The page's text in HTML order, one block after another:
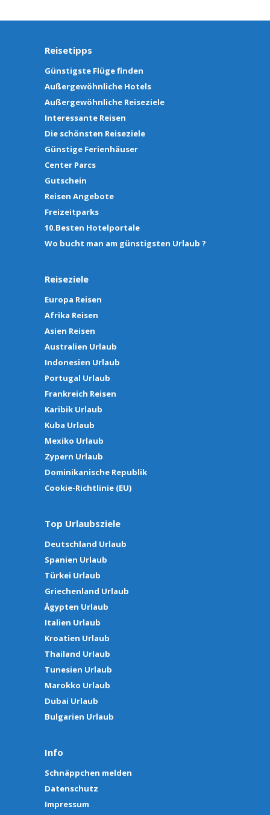
Reisetipps
Günstigste Flüge finden
Außergewöhnliche Hotels
Außergewöhnliche Reiseziele
Interessante Reisen
Die schönsten Reiseziele
Günstige Ferienhäuser
Center Parcs
Gutschein
Reisen Angebote
Freizeitparks
10.Besten Hotelportale
Wo bucht man am günstigsten Urlaub ?
Reiseziele
Europa Reisen
Afrika Reisen
Asien Reisen
Australien Urlaub
Indonesien Urlaub
Portugal Urlaub
Frankreich Reisen
Karibik Urlaub
Kuba Urlaub
Mexiko Urlaub
Zypern Urlaub
Dominikanische Republik
Cookie-Richtlinie (EU)
Top Urlaubsziele
Deutschland Urlaub
Spanien Urlaub
Türkei Urlaub
Griechenland Urlaub
Ägypten Urlaub
Italien Urlaub
Kroatien Urlaub
Thailand Urlaub
Tunesien Urlaub
Marokko Urlaub
Dubai Urlaub
Bulgarien Urlaub
Info
Schnäppchen melden
Datenschutz
Impressum